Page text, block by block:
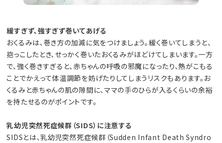
緩すぎず、強すぎず巻いてあげる
おくるみは、巻き方の加減に気をつけましょう。緩く巻いてしまうと、
抱っこしたとき、せっかく巻いたおくるみがほどけてしまいます。一方
で、強く巻きすぎると、赤ちゃんの呼吸の邪魔になったり、熱がこもる
ことでかえって体温調節を妨げたりしてしまうリスクもあります。お
くるみと赤ちゃんの肌の隙間に、ママの手のひらが入るくらいの余裕
を持たせるのがポイントです。
乳幼児突然死症候群（SIDS）に注意する
SIDSとは、乳幼児突然死症候群（Sudden Infant Death Syndro